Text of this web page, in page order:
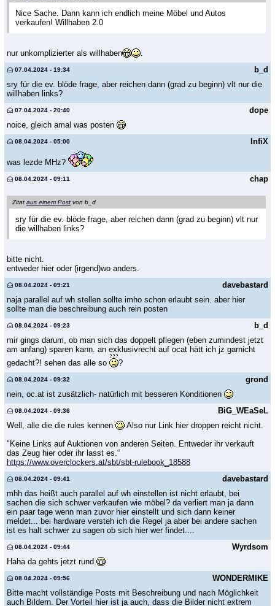
Nice Sache. Dann kann ich endlich meine Möbel und Autos
verkaufen! Willhaben 2.0
nur unkomplizierter als willhaben
.
b_d
07.04.2024 - 19:34
sry für die ev. blöde frage, aber reichen dann (grad zu beginn) vlt nur die
willhaben links?
dope
07.04.2024 - 20:40
noice, gleich amal was posten
InfiX
08.04.2024 - 05:00
was lezde MHz?
chap
08.04.2024 - 09:11
Zitat aus einem Post von b_d
sry für die ev. blöde frage, aber reichen dann (grad zu beginn) vlt nur
die willhaben links?
bitte nicht.
entweder hier oder (irgend)wo anders.
davebastard
08.04.2024 - 09:21
naja parallel auf wh stellen sollte imho schon erlaubt sein. aber hier
sollte man die beschreibung auch rein posten
b_d
08.04.2024 - 09:23
mir gings darum, ob man sich das doppelt pflegen (eben zumindest jetzt
am anfang) sparen kann. an exklusivrecht auf ocat hätt ich jz garnicht
gedacht?! sehen das alle so
?
grond
08.04.2024 - 09:32
nein, oc.at ist zusätzlich- natürlich mit besseren Konditionen
BiG_WEaSeL
08.04.2024 - 09:36
Well, alle die die rules kennen
Also nur Link hier droppen reicht nicht.
"Keine Links auf Auktionen von anderen Seiten. Entweder ihr verkauft
das Zeug hier oder ihr lasst es.“
https://www.overclockers.at/sbt/sbt-rulebook_18588
davebastard
08.04.2024 - 09:41
mhh das heißt auch parallel auf wh einstellen ist nicht erlaubt, bei
sachen die sich schwer verkaufen wie möbel? da verliert man ja dann
ein paar tage wenn man zuvor hier einstellt und sich dann keiner
meldet... bei hardware versteh ich die Regel ja aber bei andere sachen
ist es halt schwer zu sagen ob sich hier wer findet....
Wyrdsom
08.04.2024 - 09:44
Haha da gehts jetzt rund
WONDERMIKE
08.04.2024 - 09:56
Bitte macht vollständige Posts mit Beschreibung und nach Möglichkeit
auch Bildern. Der Vorteil hier ist ja auch, dass die Bilder nicht extrem